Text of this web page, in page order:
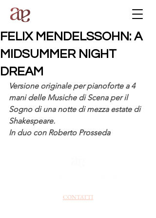
FELIX MENDELSSOHN: A
MIDSUMMER NIGHT
DREAM
Versione originale per pianoforte a 4
mani delle Musiche di Scena per il
Sogno di una notte di mezza estate di
Shakespeare.
In duo con Roberto Prosseda
CONTATTI